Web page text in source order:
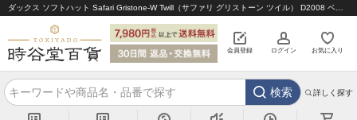
会員登録 ログイン お気に入り
検索 詳しく探す